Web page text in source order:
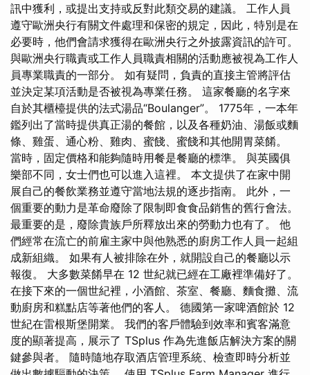
訊中獲利，或提出支持或反對此類交易的建議。 工作人員
遵守歐洲央行有關文件處理和保密的規定，因此，特別是在
必要時，他們會請求獲得在歐洲央行之外披露資訊的許可。
與歐洲央行職責或工作人員職責相關的活動應被視為工作人
員專業職責的一部分。 如有疑問，負責的直接主管將評估
並決定某項活動是否被視為專業任務。 這家餐廳的名字來
自於其櫃檯提供的法式湯品“Boulanger”。 1775年，一本年
鑑列出了當時提供真正湯的餐館，以及各種奶油、湯飯或麵
條、雞蛋、通心粉、雞肉、蜜餞、蜜餞和其他開胃菜餚。
當時，固定價格和能夠隨時用餐是餐廳的標準。 與英國俱
樂部不同，女士們也可以進入這裡。 本文提供了在家中開
展自己的餐飲業務並遵守當地法規的逐步指南。 此外，一
個重要的動力是革命廢除了限制即食食品銷售的舊行會法。
最重要的是，廢除貴族戶所釋放出來的勞動力也有了。 他
們經常在流亡的前雇主家中與他熟悉的廚房工作人員一起組
成新組織。 如果有人被排除在外，就開設自己的餐廳以示
報復。 大多數菜餚早在 12 世紀就已經在工廠裡準備好了。
在接下來的一個世紀裡，小酒館、茶室、餐廳、麵食攤、流
動廚房和糕點店等著他們的客人。 德國第一家啤酒館於 12
世紀在雷根斯堡開業。 我們的客戶體驗到效率和賓客滿意
度的顯著提高，展示了 TSplus 作為先進飯店解決方案的關
鍵參與者。 隨時隨地存取酒店管理系統、檢查即時分析並